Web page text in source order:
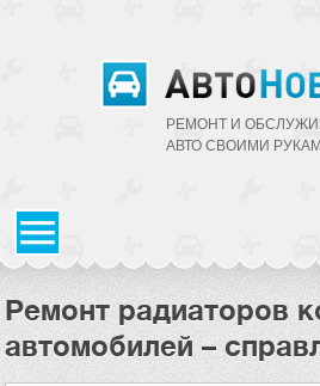
РЕМОНТ И
АВТО CВОИМИ
Ремонт радиаторов
автомобилей –